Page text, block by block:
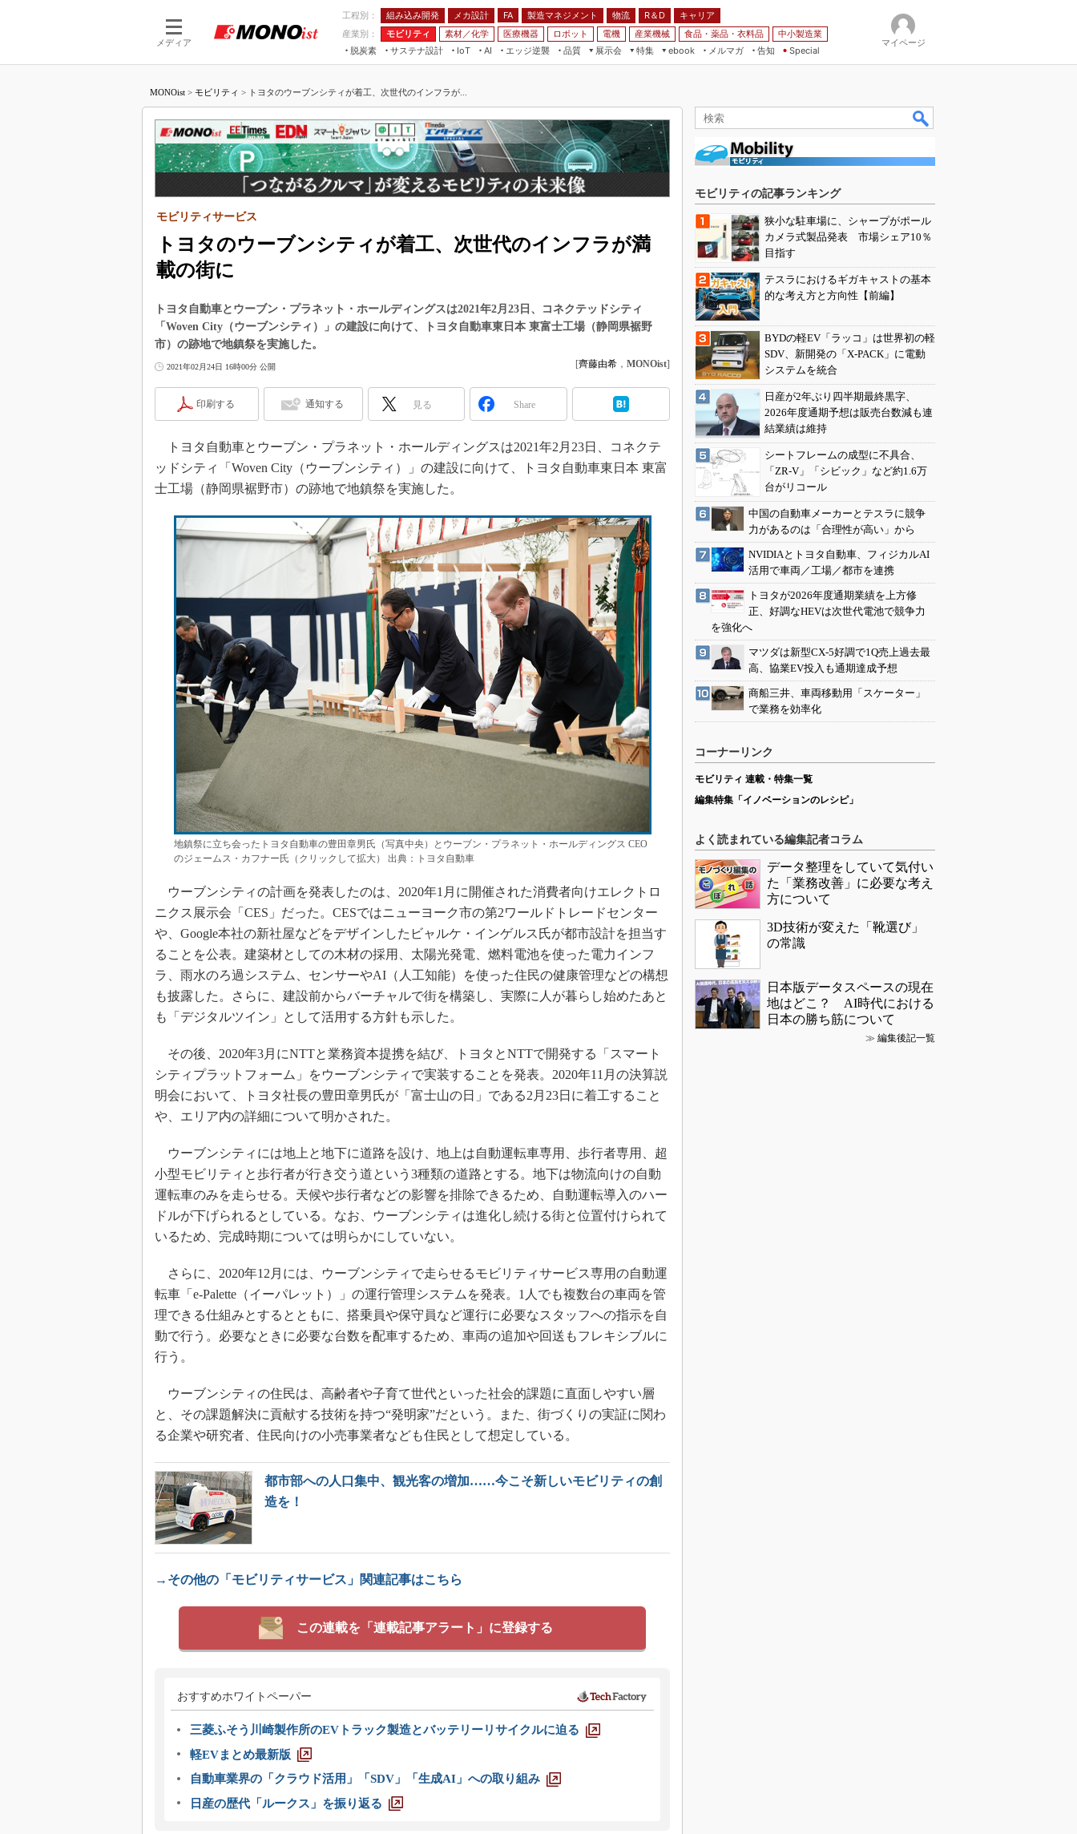
メディア
工程別： 組み込み開発 メカ設計 FA 製造マネジメント 物流 R＆D
キャリア
産業別：
モビリティ 素材／化学 医療機器 ロボット 電機 産業機械 食品・薬品・衣料品
中小製造業
脱炭素
サステナ設計
IoT
つながる工場
つながるサービス
AI
AI×設備保全
Physical AI
エッジ逆襲 品質
展示会
JIMTOF
組込み/エッジ コンピューティング
展＆IoT/5Gソリューション展
IIFES
国際ロボット展
人テク展
EdgeTech+
日本ものづくりワールド
特集
5G
VR／AR
フィールドサービス
FPGA
組み込みモデリング
ISO26262
デジタルツインとCAE
S＆OP
インダストリー4.0
イノベーション
メイドインジャパン
植物工場
知財マネジメント
海外生産
グローバル設計・開発
制御セキュリティ
新型コロナへの対応
ebook
製造マネジメント
FA
モビリティ
素材／化学
メルマガ
告知 Special
マイページ
MONOist > モビリティ > トヨタのウーブンシティが着工、次世代のインフラが...
トヨタのウーブンシティが着工、次世代のインフラが満
載の街に
モビリティサービス
トヨタ自動車とウーブン・プラネット・ホールディングスは2021年2月23日、コネクテッドシティ
「Woven City（ウーブンシティ）」の建設に向けて、トヨタ自動車東日本 東富士工場（静岡県裾野
市）の跡地で地鎮祭を実施した。
2021年02月24日 16時00分 公開 [齊藤由希 ， MONOist]
印刷する 通知する 見る Share
トヨタ自動車とウーブン・プラネット・ホールディングスは2021年2月23日、コネクテ
ッドシティ「Woven City（ウーブンシティ）」の建設に向けて、トヨタ自動車東日本 東富
士工場（静岡県裾野市）の跡地で地鎮祭を実施した。
地鎮祭に立ち会ったトヨタ自動車の豊田章男氏（写真中央）とウーブン・プラネット・ホールディングス CEO
のジェームス・カフナー氏（クリックして拡大） 出典：トヨタ自動車
ウーブンシティの計画を発表したのは、2020年1月に開催された消費者向けエレクトロ
ニクス展示会「CES」だった。CESではニューヨーク市の第2ワールドトレードセンター
や、Google本社の新社屋などをデザインしたビャルケ・インゲルス氏が都市設計を担当す
ることを公表。建築材としての木材の採用、太陽光発電、燃料電池を使った電力インフ
ラ、雨水のろ過システム、センサーやAI（人工知能）を使った住民の健康管理などの構想
も披露した。さらに、建設前からバーチャルで街を構築し、実際に人が暮らし始めたあと
も「デジタルツイン」として活用する方針も示した。
その後、2020年3月にNTTと業務資本提携を結び、トヨタとNTTで開発する「スマート
シティプラットフォーム」をウーブンシティで実装することを発表。2020年11月の決算説
明会において、トヨタ社長の豊田章男氏が「富士山の日」である2月23日に着工すること
や、エリア内の詳細について明かされた。
ウーブンシティには地上と地下に道路を設け、地上は自動運転車専用、歩行者専用、超
小型モビリティと歩行者が行き交う道という3種類の道路とする。地下は物流向けの自動
運転車のみを走らせる。天候や歩行者などの影響を排除できるため、自動運転導入のハー
ドルが下げられるとしている。なお、ウーブンシティは進化し続ける街と位置付けられて
いるため、完成時期については明らかにしていない。
さらに、2020年12月には、ウーブンシティで走らせるモビリティサービス専用の自動運
転車「e-Palette（イーパレット）」の運行管理システムを発表。1人でも複数台の車両を管
理できる仕組みとするとともに、搭乗員や保守員など運行に必要なスタッフへの指示を自
動で行う。必要なときに必要な台数を配車するため、車両の追加や回送もフレキシブルに
行う。
ウーブンシティの住民は、高齢者や子育て世代といった社会的課題に直面しやすい層
と、その課題解決に貢献する技術を持つ“発明家”だという。また、街づくりの実証に関わ
る企業や研究者、住民向けの小売事業者なども住民として想定している。
都市部への人口集中、観光客の増加……今こそ新しいモビリティの創
造を！
→その他の「モビリティサービス」関連記事はこちら
この連載を「連載記事アラート」に登録する
おすすめホワイトペーパー
三菱ふそう川崎製作所のEVトラック製造とバッテリーリサイクルに迫る
軽EVまとめ最新版
自動車業界の「クラウド活用」「SDV」「生成AI」への取り組み
日産の歴代「ルークス」を振り返る
モビリティの記事ランキング
狭小な駐車場に、シャープがポール
カメラ式製品発表 市場シェア10％
目指す
テスラにおけるギガキャストの基本
的な考え方と方向性【前編】
BYDの軽EV「ラッコ」は世界初の軽
SDV、新開発の「X-PACK」に電動
システムを統合
日産が2年ぶり四半期最終黒字、
2026年度通期予想は販売台数減も連
結業績は維持
シートフレームの成型に不具合、
「ZR-V」「シビック」など約1.6万
台がリコール
中国の自動車メーカーとテスラに競争
力があるのは「合理性が高い」から
NVIDIAとトヨタ自動車、フィジカルAI
活用で車両／工場／都市を連携
トヨタが2026年度通期業績を上方修
正、好調なHEVは次世代電池で競争力
を強化へ
マツダは新型CX-5好調で1Q売上過去最
高、協業EV投入も通期達成予想
商船三井、車両移動用「スケーター」
で業務を効率化
コーナーリンク
モビリティ 連載・特集一覧
編集特集「イノベーションのレシピ」
よく読まれている編集記者コラム
データ整理をしていて気付い
た「業務改善」に必要な考え
方について
3D技術が変えた「靴選び」
の常識
日本版データスペースの現在
地はどこ？ AI時代における
日本の勝ち筋について
≫ 編集後記一覧